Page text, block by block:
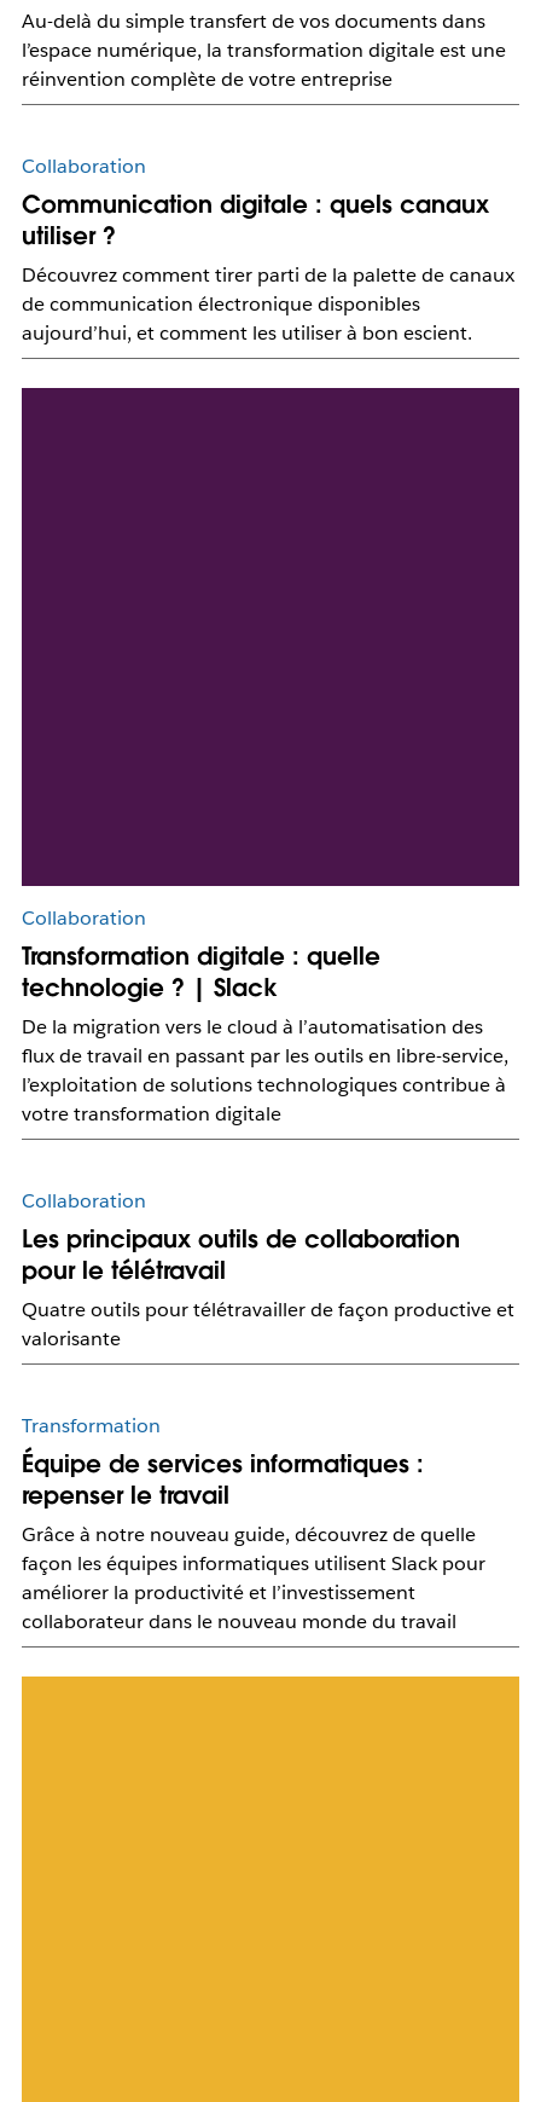
Au-delà du simple transfert de vos documents dans
l’espace numérique, la transformation digitale est une
réinvention complète de votre entreprise
Collaboration
Communication digitale : quels canaux
utiliser ?
Découvrez comment tirer parti de la palette de canaux
de communication électronique disponibles
aujourd’hui, et comment les utiliser à bon escient.
Collaboration
Transformation digitale : quelle
technologie ? | Slack
De la migration vers le cloud à l’automatisation des
flux de travail en passant par les outils en libre-service,
l’exploitation de solutions technologiques contribue à
votre transformation digitale
Collaboration
Les principaux outils de collaboration
pour le télétravail
Quatre outils pour télétravailler de façon productive et
valorisante
Transformation
Équipe de services informatiques :
repenser le travail
Grâce à notre nouveau guide, découvrez de quelle
façon les équipes informatiques utilisent Slack pour
améliorer la productivité et l’investissement
collaborateur dans le nouveau monde du travail